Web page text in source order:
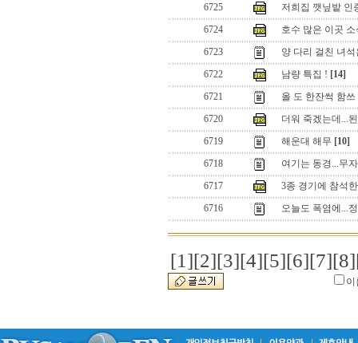
6725
저희집 깻닢밭 인
6724
호수 많은 이곳
6723
양 다리 걸친 녀
6722
남량 특집 ! [14]
6721
올 도 한잔썩 함쓰
6720
더워 죽겠는데...
6719
해운대 해무 [10]
6718
여기는 동경...무
6717
3종 경기에 참석
6716
오늘도 폭염에...
[1][2][3][4][5][6][7][8]